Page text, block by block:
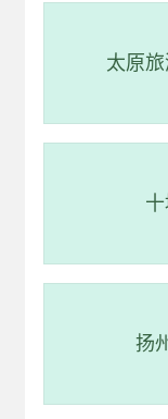
评级：
地址：西省
太原
扬